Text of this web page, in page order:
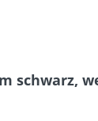
schwarz,